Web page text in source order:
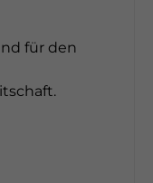
für den